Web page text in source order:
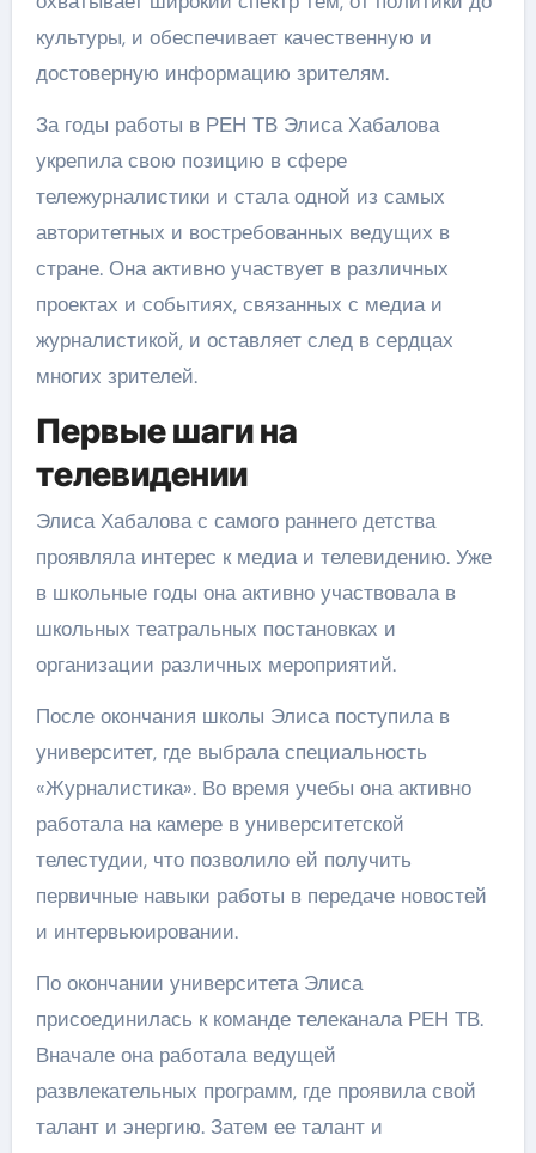
культуры, и обеспечивает качественную и
достоверную информацию зрителям.
За годы работы в РЕН ТВ Элиса Хабалова
укрепила свою позицию в сфере
тележурналистики и стала одной из самых
авторитетных и востребованных ведущих в
стране. Она активно участвует в различных
проектах и событиях, связанных с медиа и
журналистикой, и оставляет след в сердцах
многих зрителей.
Первые шаги на
телевидении
Элиса Хабалова с самого раннего детства
проявляла интерес к медиа и телевидению. Уже
в школьные годы она активно участвовала в
школьных театральных постановках и
организации различных мероприятий.
После окончания школы Элиса поступила в
университет, где выбрала специальность
«Журналистика». Во время учебы она активно
работала на камере в университетской
телестудии, что позволило ей получить
первичные навыки работы в передаче новостей
и интервьюировании.
По окончании университета Элиса
присоединилась к команде телеканала РЕН ТВ.
Вначале она работала ведущей
развлекательных программ, где проявила свой
талант и энергию. Затем ее талант и